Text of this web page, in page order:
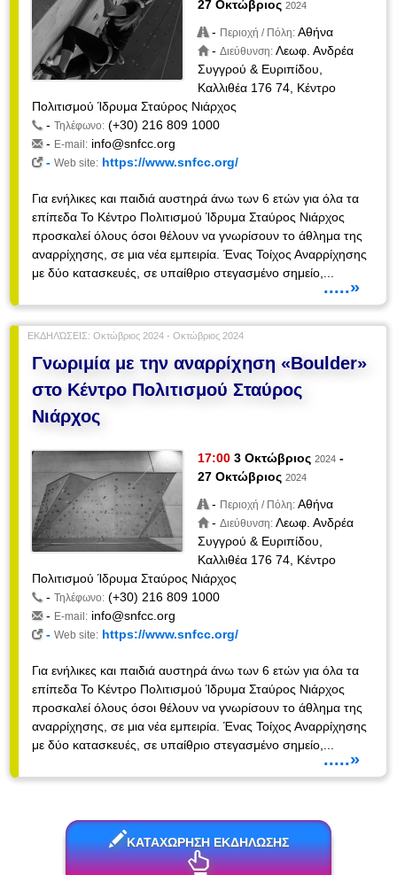
27 Οκτώβριος2024
- Περιοχή / Πόλη: Αθήνα
-Διεύθυνση: Λεωφ. Ανδρέα
Συγγρού & Ευριπίδου,
Καλλιθέα 176 74, Κέντρο
Πολιτισμού Ίδρυμα Σταύρος Νιάρχος
-Τηλέφωνο: (+30) 216 809 1000
- E-mail: info@snfcc.org
-Web site: https://www.snfcc.org/
Για ενήλικες και παιδιά αυστηρά άνω των 6 ετών για όλα τα
επίπεδα Το Κέντρο Πολιτισμού Ίδρυμα Σταύρος Νιάρχος
προσκαλεί όλους όσοι θέλουν να γνωρίσουν το άθλημα της
αναρρίχησης, σε μια νέα εμπειρία. Ένας Τοίχος Αναρρίχησης
με δύο κατασκευές, σε υπαίθριο στεγασμένο σημείο,...
.....»
ΕΚΔΗΛΏΣΕΙΣ: Οκτώβριος 2024 - Οκτώβριος 2024
Γνωριμία με την αναρρίχηση «Boulder»
στο Κέντρο Πολιτισμού Σταύρος
Νιάρχος
17:00 3 Οκτώβριος2024 -
27 Οκτώβριος2024
- Περιοχή / Πόλη: Αθήνα
-Διεύθυνση: Λεωφ. Ανδρέα
Συγγρού & Ευριπίδου,
Καλλιθέα 176 74, Κέντρο
Πολιτισμού Ίδρυμα Σταύρος Νιάρχος
-Τηλέφωνο: (+30) 216 809 1000
- E-mail: info@snfcc.org
-Web site: https://www.snfcc.org/
Για ενήλικες και παιδιά αυστηρά άνω των 6 ετών για όλα τα
επίπεδα Το Κέντρο Πολιτισμού Ίδρυμα Σταύρος Νιάρχος
προσκαλεί όλους όσοι θέλουν να γνωρίσουν το άθλημα της
αναρρίχησης, σε μια νέα εμπειρία. Ένας Τοίχος Αναρρίχησης
με δύο κατασκευές, σε υπαίθριο στεγασμένο σημείο,...
.....»
ΚΑΤΑΧΩΡΗΣΗ ΕΚΔΗΛΩΣΗΣ